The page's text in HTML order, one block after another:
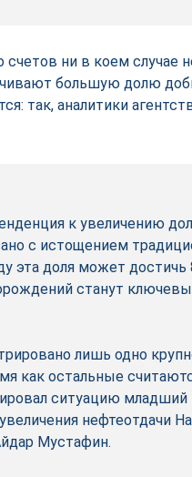
ни в коем случае
большую долю
так, аналитики
к увеличению
с истощением
эта доля может достичь
станут
лишь одно
как остальные
ситуацию младший
нефтеотдачи
Мустафин.